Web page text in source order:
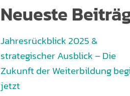
Neueste
Jahresrückblick 2025 &
strategischer Ausblick – Die
Zukunft der Weiterbildung
jetzt